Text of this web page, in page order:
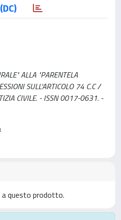
ALLA "PARENTELA
SULL'ARTICOLO 74 C.C /
CIVILE. - ISSN 0017-0631. -
questo prodotto.